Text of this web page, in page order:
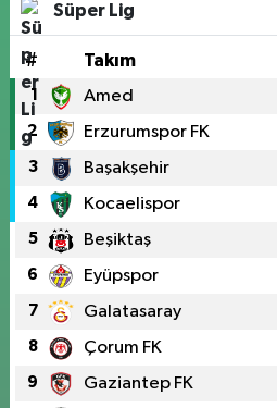
Süper Lig
# Takım
1 Amed
2 Erzurumspor FK
3 Başakşehir
4 Kocaelispor
5 Beşiktaş
6 Eyüpspor
7 Galatasaray
8 Çorum FK
9 Gaziantep FK